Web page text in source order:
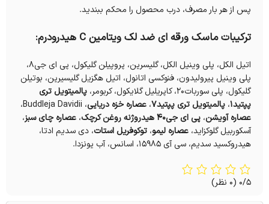
پس از هر بار مصرف، درب محصول را محکم ببندید.
ترکیبات ماسک ورقه ای ضد لک ویتامین C هیدرودرم:
اتیل الکل، پلی وینیل الکل، گلیسرین، پروپیلن گلیکول، پی ای جی۸،
پلی وینیل پیرولیدون، فنوکسی اتانول، اتیل هگزیل گلیسیرین، بوتیلن
گلیکول، پلی سوربات۲۰، کاپریلیل گلایکول، کربومر،
پالمیتویل تری
پپتید۱ ، پالمیتویل تری پپتید۷ ، عصاره خزه دریایی، Buddleja Davidii،
عصاره آویشن، پی ای جی۴۰ هیدروژنه روغن کرچک ، عصاره چای سبز،
آسکوربیل گلوکزاید، عصاره لیمو، توکوفریل استات، دی سدیم ادتا،
هیدروکسید سدیم، سی آی ۱۵۹۸۵، اسانس، آب یونزدا.
0/5 (0 نظر)